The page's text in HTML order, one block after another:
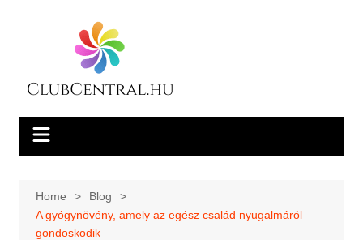
Home
Blog
A gyógynövény, amely az egész család nyugalmáról
gondoskodik